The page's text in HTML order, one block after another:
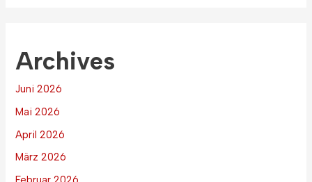
Archives
Juni 2026
Mai 2026
April 2026
März 2026